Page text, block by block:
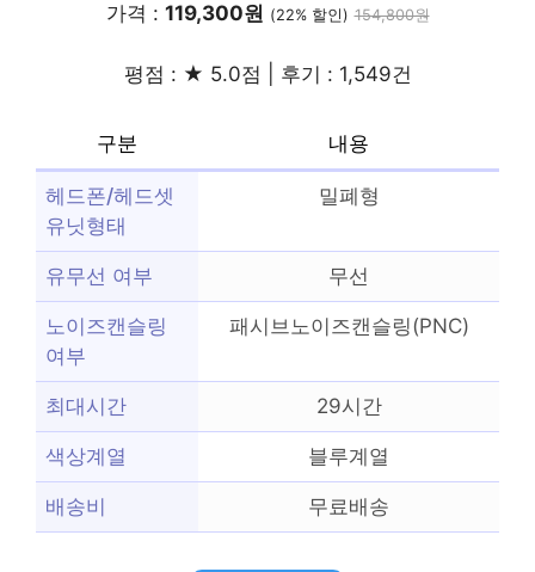
가격 : 119,300원 (22% 할인) 154,800원
평점 : ★ 5.0점 | 후기 : 1,549건
구분 내용
헤드폰/헤드셋
유닛형태
밀폐형
유무선 여부 무선
노이즈캔슬링
여부
패시브노이즈캔슬링(PNC)
최대시간 29시간
색상계열 블루계열
배송비 무료배송